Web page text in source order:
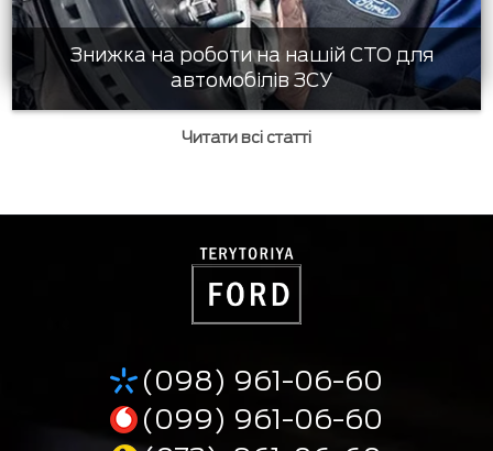
Знижка на роботи на нашій СТО для
автомобілів ЗСУ
Читати всі статті
(098) 961-06-60
(099) 961-06-60